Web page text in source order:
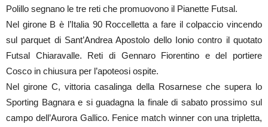
Polillo segnano le tre reti che promuovono il Pianette Futsal.
Nel girone B è l’Italia 90 Roccelletta a fare il colpaccio vincendo
sul parquet di Sant’Andrea Apostolo dello Ionio contro il quotato
Futsal Chiaravalle. Reti di Gennaro Fiorentino e del portiere
Cosco in chiusura per l’apoteosi ospite.
Nel girone C, vittoria casalinga della Rosarnese che supera lo
Sporting Bagnara e si guadagna la finale di sabato prossimo sul
campo dell’Aurora Gallico. Fenice match winner con una tripletta,